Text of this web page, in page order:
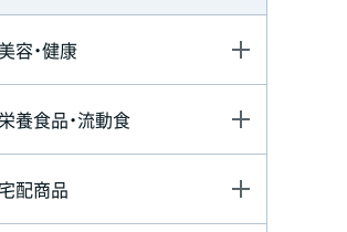
美容・健康
栄養食品・流動食
宅配商品